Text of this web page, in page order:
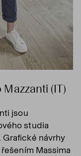
(IT)
jsou
studia
Grafické návrhy
Massima